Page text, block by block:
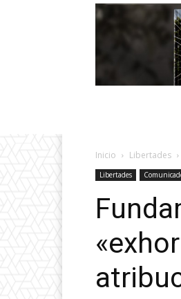
Inicio Libertades
Libertades